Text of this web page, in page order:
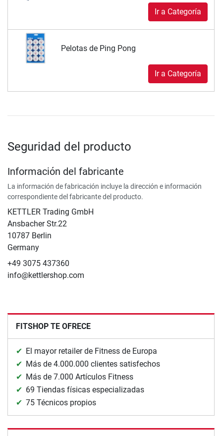
Ir a Categoría
Pelotas de Ping Pong
Ir a Categoría
Seguridad del producto
Información del fabricante
La información de fabricación incluye la dirección e información
correspondiente del fabricante del producto.
KETTLER Trading GmbH
Ansbacher Str.22
10787 Berlin
Germany
+49 3075 437360
info@kettlershop.com
FITSHOP TE OFRECE
El mayor retailer de Fitness de Europa
Más de 4.000.000 clientes satisfechos
Más de 7.000 Artículos Fitness
69 Tiendas físicas especializadas
75 Técnicos propios